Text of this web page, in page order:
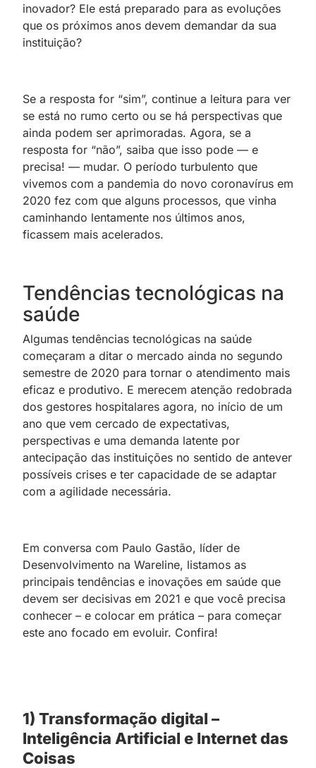
inovador? Ele está preparado para as evoluções
que os próximos anos devem demandar da sua
instituição?
Se a resposta for “sim”, continue a leitura para ver
se está no rumo certo ou se há perspectivas que
ainda podem ser aprimoradas. Agora, se a
resposta for “não”, saiba que isso pode — e
precisa! — mudar. O período turbulento que
vivemos com a pandemia do novo coronavírus em
2020 fez com que alguns processos, que vinha
caminhando lentamente nos últimos anos,
ficassem mais acelerados.
Tendências tecnológicas na
saúde
Algumas tendências tecnológicas na saúde
começaram a ditar o mercado ainda no segundo
semestre de 2020 para tornar o atendimento mais
eficaz e produtivo. E merecem atenção redobrada
dos gestores hospitalares agora, no início de um
ano que vem cercado de expectativas,
perspectivas e uma demanda latente por
antecipação das instituições no sentido de antever
possíveis crises e ter capacidade de se adaptar
com a agilidade necessária.
Em conversa com Paulo Gastão, líder de
Desenvolvimento na Wareline, listamos as
principais tendências e inovações em saúde que
devem ser decisivas em 2021 e que você precisa
conhecer – e colocar em prática – para começar
este ano focado em evoluir. Confira!
1) Transformação digital –
Inteligência Artificial e Internet das
Coisas